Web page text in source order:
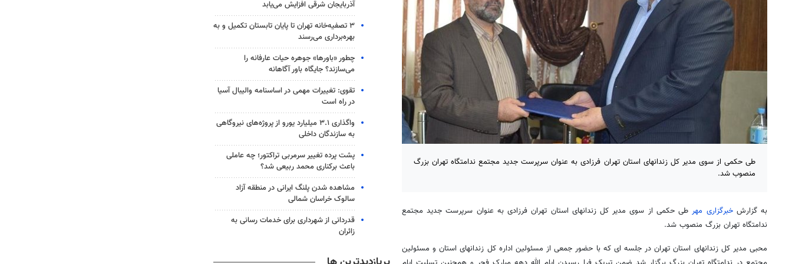
طی حکمی از سوی مدیر کل زندانهای استان تهران فرزادی به عنوان سرپرست جدید مجتمع ندامتگاه تهران بزرگ
منصوب شد.
به گزارشخبرگزاری مهر طی حکمی از سوی مدیر کل زندانهای استان تهران فرزادی به عنوان سرپرست جدید مجتمع
ندامتگاه تهران بزرگ منصوب شد.
محبی مدیر کل زندانهای استان تهران در جلسه ای که با حضور جمعی از مسئولین اداره کل زندانهای استان و مسئولین
آذربایجان شرقی افزایش می‌یابد
۳ ﺗﺼﻔﻴﻪ‌ﺧﺎﻧﻪ‌ تهران تا پایان تابستان تکمیل و به
بهره‌برداری می‌رسند
چطور «باورها» جوهره حیات عارفانه را
می‌سازند؟ جایگاه باور آگاهانه
تقوی: تغییرات مهمی در اساسنامه والیبال آسیا
در راه است
واگذاری ۳.۱ میلیارد یورو از پروژه‌های نیروگاهی
به سازندگان داخلی
پشت پرده تغییر سرمربی تراکتور؛ چه عاملی
باعث برکناری محمد ربیعی شد؟
مشاهده شدن پلنگ ایرانی در منطقه آزاد
سالوک خراسان شمالی
قدردانی از شهرداری برای خدمات رسانی به
زائران